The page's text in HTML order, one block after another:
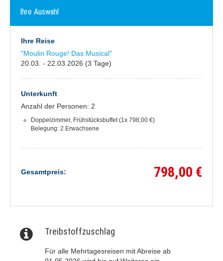
Ihre Auswahl
Ihre Reise
"Moulin Rouge! Das Musical"
20.03. - 22.03.2026 (3 Tage)
Unterkunft
Anzahl der Personen: 2
Doppelzimmer, Frühstücksbuffet (1x 798,00 €)
Belegung: 2 Erwachsene
Gesamtpreis: 798,00 €
Treibstoffzuschlag
Für alle Mehrtagesreisen mit Abreise ab